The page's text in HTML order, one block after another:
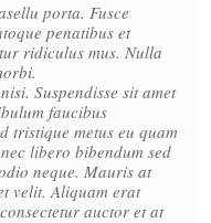
porta. Fusce
penatibus et
ridiculus mus. Nulla
Suspendisse sit amet
faucibus
tristique metus eu quam
libero bibendum sed
neque. Mauris at
velit. Aliquam erat
auctor et at